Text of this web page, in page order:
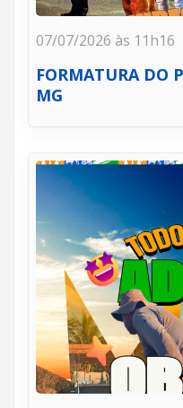
07/07/2026 às 11h16
FORMATURA DO
MG